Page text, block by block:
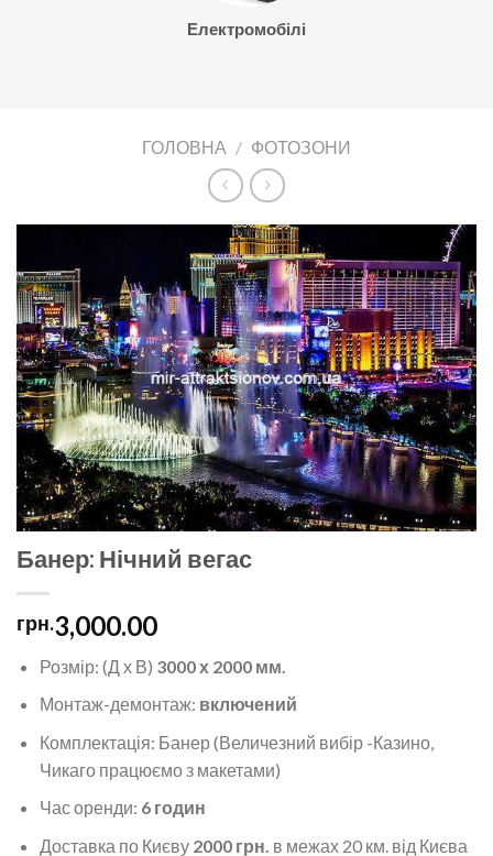
Електромобілі
ГОЛОВНА / ФОТОЗОНИ
Банер: Нічний вегас
грн.3,000.00
Розмір: (Д х В) 3000 х 2000 мм.
Монтаж-демонтаж: включений
Комплектація: Банер (Величезний вибір -Казино,
Чикаго працюємо з макетами)
Час оренди: 6 годин
Доставка по Києву 2000 грн. в межах 20 км. від Києва